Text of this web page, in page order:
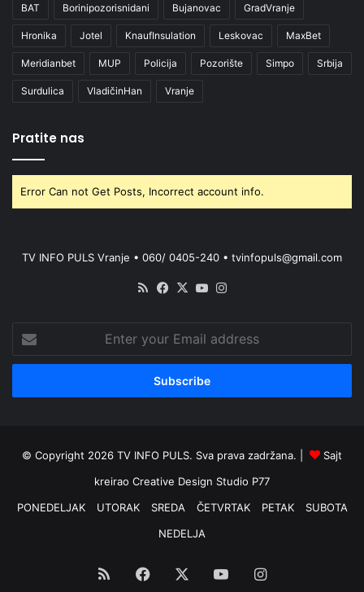
BAT Borinipozorisnidani Bujanovac GradVranje
Hronika Jotel KnaufInsulation Leskovac MaxBet
Meridianbet MUP Policija Pozorište Simpo Srbija
Surdulica VladičinHan Vranje
Pratite nas
Error Can not Get Posts, Incorrect account info.
TV INFO PULS Vranje • 060/ 0405-240 • tvinfopuls@gmail.com
RSS Facebook
X YouTube
your
Email
© Copyright 2026 TV INFO PULS. Sva prava zadržana. |
Sajt
kreirao Creative Design Studio P77
PONEDELJAK
UTORAK SREDA ČETVRTAK PETAK
SUBOTA
NEDELJA
RSS Facebook YouTubeInstagram